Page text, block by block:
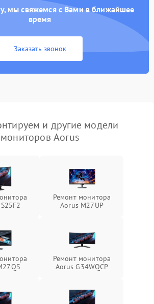
мы свяжемся с Вами в ближайшее
время
Заказать звонок
и другие модели
мониторов Aorus
Ремонт монитора
Aorus M27UP
Ремонт монитора
Aorus G34WQCP